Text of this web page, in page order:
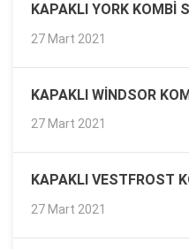
KAPAKLI YORK KOMBI
27 Mart 2021
KAPAKLI WINDSOR
27 Mart 2021
KAPAKLI VESTFROST
27 Mart 2021